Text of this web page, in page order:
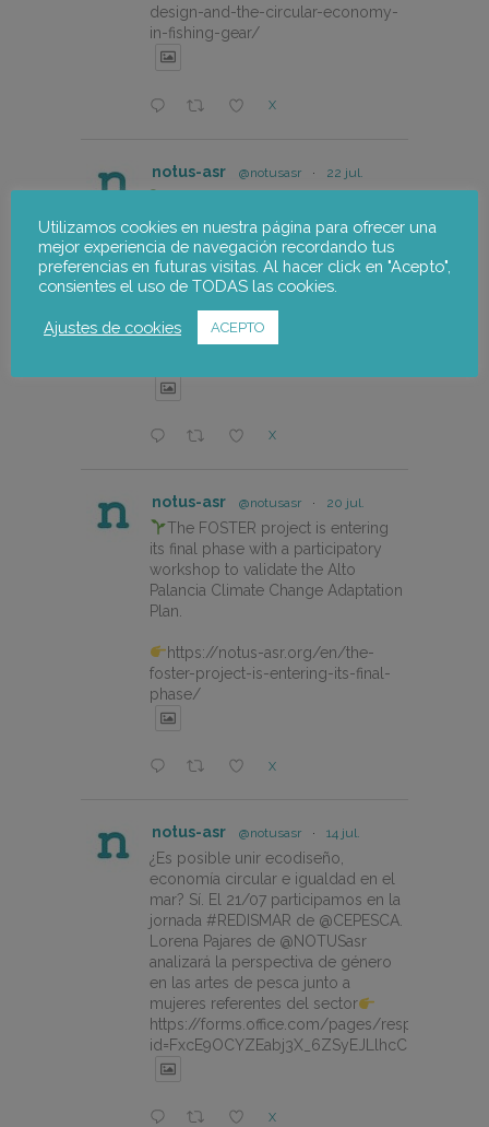
design-and-the-circular-economy-
in-fishing-gear/
X
notus-asr @notusasr · 22 jul.
últimas actuaciones con la jornada
participativa de validación del Plan
de Adaptación al Cambio Climático
del Alto Palancia.
https://notus-asr.org/el-
proyecto-foster-encara-sus-
X
notus-asr @notusasr · 20 jul.
The FOSTER project is entering
its final phase with a participatory
workshop to validate the Alto
Palancia Climate Change Adaptation
Plan.
https://notus-asr.org/en/the-
foster-project-is-entering-its-final-
phase/
X
notus-asr @notusasr · 14 jul.
¿Es posible unir ecodiseño,
economía circular e igualdad en el
mar? Sí. El 21/07 participamos en la
jornada #REDISMAR de @CEPESCA.
Lorena Pajares de @NOTUSasr
analizará la perspectiva de género
en las artes de pesca junto a
mujeres referentes del sector
https://forms.office.com/pages/
X
Utilizamos cookies en nuestra página para ofrecer una
mejor experiencia de navegación recordando tus
preferencias en futuras visitas. Al hacer click en "Acepto",
consientes el uso de TODAS las cookies.
Ajustes de cookies ACEPTO